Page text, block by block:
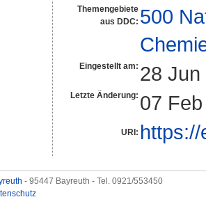
Themengebiete
aus DDC: 500
Eingestellt am: 28 Jun
Letzte Änderung: 07
URI:
- 95447 Bayreuth - Tel. 0921/553450